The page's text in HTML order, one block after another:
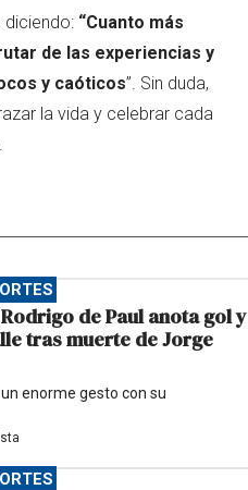
diciendo: “Cuanto más
de las experiencias y
y caóticos”. Sin duda,
la vida y celebrar cada
de Paul anota gol y
tras muerte de Jorge
enorme gesto con su